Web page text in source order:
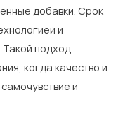
добавки. Срок
и
подход
когда качество и
и